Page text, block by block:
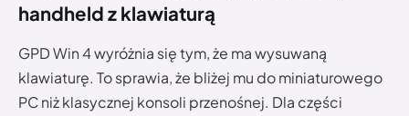
handheld z klawiaturą
GPD Win 4 wyróżnia się tym, że ma wysuwaną
klawiaturę. To sprawia, że bliżej mu do miniaturowego
PC niż klasycznej konsoli przenośnej. Dla części